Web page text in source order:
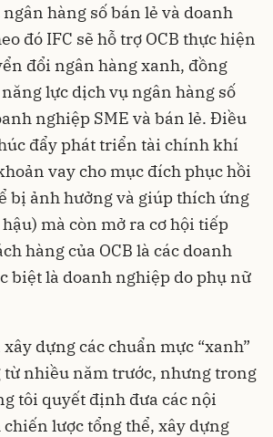
hàng số bán lẻ và doanh
đó IFC sẽ hỗ trợ OCB thực hiện
đổi ngân hàng xanh, đồng
lực dịch vụ ngân hàng số
nghiệp SME và bán lẻ. Điều
đẩy phát triển tài chính khí
vay cho mục đích phục hồi
bị ảnh hưởng và giúp thích ứng
mà còn mở ra cơ hội tiếp
hàng của OCB là các doanh
biệt là doanh nghiệp do phụ nữ
xây dựng các chuẩn mực “xanh”
từ nhiều năm trước, nhưng trong
tôi quyết định đưa các nội
lược tổng thể, xây dựng